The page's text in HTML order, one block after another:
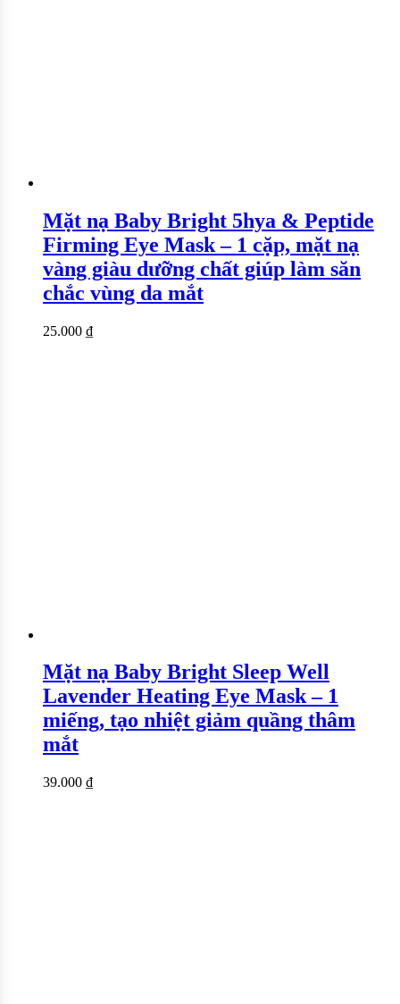
Mặt nạ Baby Bright 5hya & Peptide
Firming Eye Mask – 1 cặp, mặt nạ
vàng giàu dưỡng chất giúp làm săn
chắc vùng da mắt
25.000 ₫
Mặt nạ Baby Bright Sleep Well
Lavender Heating Eye Mask – 1
miếng, tạo nhiệt giảm quầng thâm
mắt
39.000 ₫